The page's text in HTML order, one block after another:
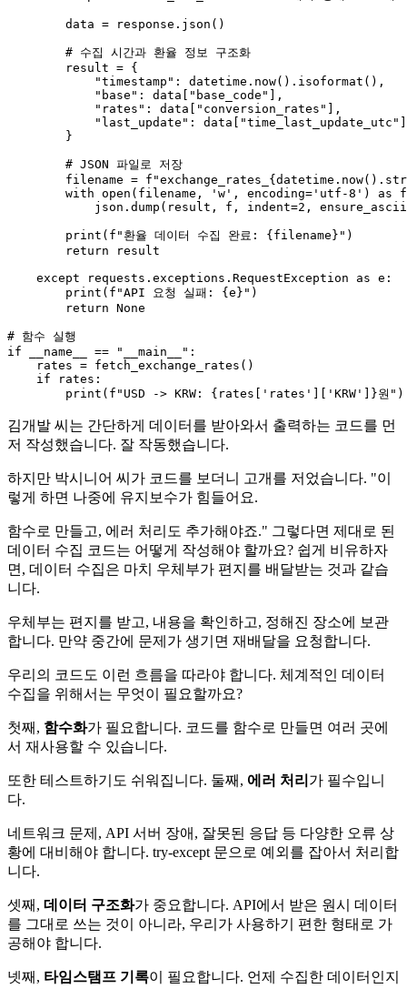
        data = response.json()
# 수집 시간과 환율 정보 구조화
        result = {
"timestamp" : datetime.now().isoformat(),
"base" : data[ "base_code"
],
"rates" : data[ "conversion_rates"
],
"last_update" : data[ "time_last_update_utc"
        }
# JSON 파일로 저장
        filename =
f"exchange_rates_
with open (filename, 'w' , encoding= 'utf-8' ) as
            json.dump(result, f, indent=
2 ,
print ( f"환율 데이터 수집 완료: {filename} " )
return result
except requests.exceptions.RequestException as e:
print ( f"API 요청 실패: {e} " )
return None
# 함수 실행
if __name__ == "__main__" :
    rates = fetch_exchange_rates()
if rates:
print ( f"USD -> KRW: {rates[ 'rates' 'KRW' ]}원"
김개발 씨는 간단하게 데이터를 받아와서 출력하는 코드를 먼
저 작성했습니다. 잘 작동했습니다.
하지만 박시니어 씨가 코드를 보더니 고개를 저었습니다. "이
렇게 하면 나중에 유지보수가 힘들어요.
함수로 만들고, 에러 처리도 추가해야죠." 그렇다면 제대로 된
데이터 수집 코드는 어떻게 작성해야 할까요? 쉽게 비유하자
면, 데이터 수집은 마치 우체부가 편지를 배달받는 것과 같습
니다.
우체부는 편지를 받고, 내용을 확인하고, 정해진 장소에 보관
합니다. 만약 중간에 문제가 생기면 재배달을 요청합니다.
우리의 코드도 이런 흐름을 따라야 합니다. 체계적인 데이터
수집을 위해서는 무엇이 필요할까요?
첫째, 함수화가 필요합니다. 코드를 함수로 만들면 여러 곳에
서 재사용할 수 있습니다.
또한 테스트하기도 쉬워집니다. 둘째, 에러 처리 가 필수입니
다.
네트워크 문제, API 서버 장애, 잘못된 응답 등 다양한 오류 상
황에 대비해야 합니다. try-except 문으로 예외를 잡아서 처리합
니다.
셋째, 데이터 구조화가 중요합니다. API에서 받은 원시 데이터
를 그대로 쓰는 것이 아니라, 우리가 사용하기 편한 형태로 가
공해야 합니다.
넷째, 타임스탬프 기록이 필요합니다. 언제 수집한 데이터인지